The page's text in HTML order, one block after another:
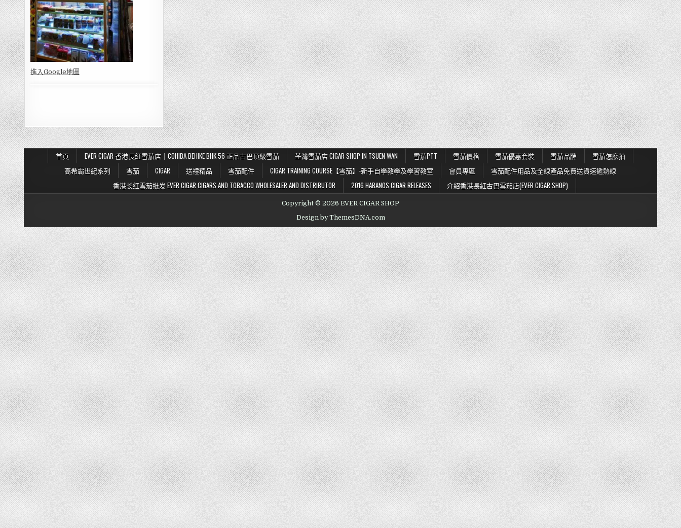
進入Google地圖
首頁 EVER CIGAR 香港長紅雪茄店｜COHIBA BEHIKE BHK 56 正品古巴頂級雪茄 荃灣雪茄店 CIGAR SHOP IN TSUEN WAN 雪茄PTT 雪茄價格 雪茄優惠套裝 雪茄品牌
雪茄怎麼抽
高希霸世紀系列
雪茄 CIGAR 送禮精品 雪茄配件 CIGAR TRAINING COURSE【雪茄】-新手自學教學及學習教室 會員專區
雪茄配件用品及全線產品免費送貨速遞熱線
香港长红雪茄批发 EVER CIGAR CIGARS AND TOBACCO WHOLESALER AND DISTRIBUTOR
2016 HABANOS CIGAR RELEASES 介紹香港長紅古巴雪茄店(EVER CIGAR SHOP)
Copyright © 2026 EVER CIGAR SHOP
Design by ThemesDNA.com